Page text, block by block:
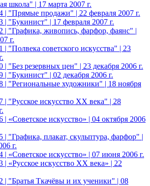
школа" | 17 марта 2007 г.
"Прямые продажи" | 22 февраля 2007 г.
"Букинист" | 17 февраля 2007 г.
"Графика, живопись, фарфор, фаянс" |
г.
"Полвека советского искусства" | 23
"Без резервных цен" | 23 декабря 2006 г.
"Букинист" | 02 декабря 2006 г.
"Региональные художники" | 18 ноября
"Русское искусство XX века" | 28
«Советское искусство» | 04 октября 2006
"Графика, плакат, скульптура, фарфор" |
г.
«Советское искусство» | 07 июня 2006 г.
«Русское искусство ХХ века» | 22
"Братья Ткачёвы и их ученики" | 08